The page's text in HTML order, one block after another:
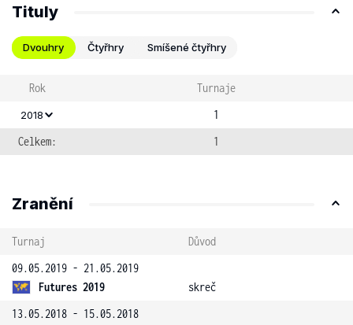
Tituly
Dvouhry Čtyřhry Smíšené čtyřhry
Rok Turnaje
2018
1
Celkem:
1
Zranění
Turnaj
Důvod
09.05.2019 - 21.05.2019
Futures 2019
skreč
13.05.2018 - 15.05.2018